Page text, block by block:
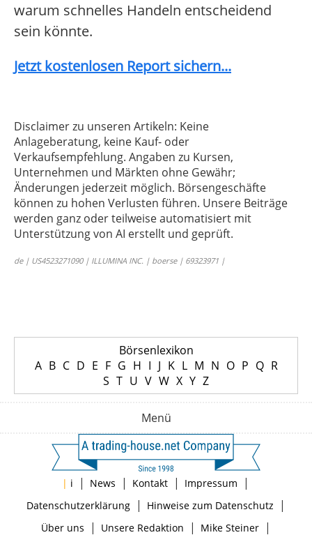
warum schnelles Handeln entscheidend
sein könnte.
Jetzt kostenlosen Report sichern...
Disclaimer zu unseren Artikeln: Keine
Anlageberatung, keine Kauf- oder
Verkaufsempfehlung. Angaben zu Kursen,
Unternehmen und Märkten ohne Gewähr;
Änderungen jederzeit möglich. Börsengeschäfte
können zu hohen Verlusten führen. Unsere Beiträge
werden ganz oder teilweise automatisiert mit
Unterstützung von AI erstellt und geprüft.
de | US4523271090 | ILLUMINA INC. | boerse | 69323971 |
Börsenlexikon
A B C D E F G H I J K L M N O P Q R
S T U V W X Y Z
Menü
| i | News | Kontakt | Impressum |
Datenschutzerklärung| Hinweise zum Datenschutz |
Über uns | Unsere Redaktion | Mike Steiner|